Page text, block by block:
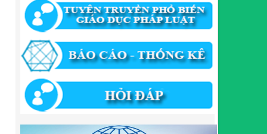
QUYẾT ĐỊNH Về việc công bố danh mục thủ tục HC
được sửa đổi,bổ sung và phê duyệt quy trình nội bộ
giải quyết TTHC trong lĩnh vực hoạt động xây dựng
theo quy định phân quyền,phân cấp,phân định thẩm
quyền thuộc phạm vi giải quyết của Ban QLKKT
Lượt xem:434 | lượt tải:523
346/QĐ-UBND
QUYẾT ĐỊNH Về việc phê duyệt quy trình nội bộ giải
quyết thủ tục hành chính trong lĩnh vực khu công
Ban Quản lý Khu kinh tế tỉnh Cao Bằng